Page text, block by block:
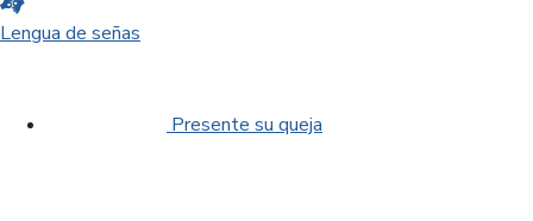
Lengua de señas
Presente su queja